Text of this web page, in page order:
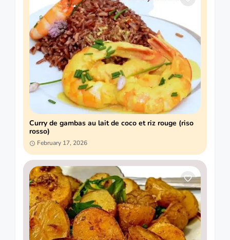
Curry de gambas au lait de coco et riz rouge (riso
rosso)
February 17, 2026